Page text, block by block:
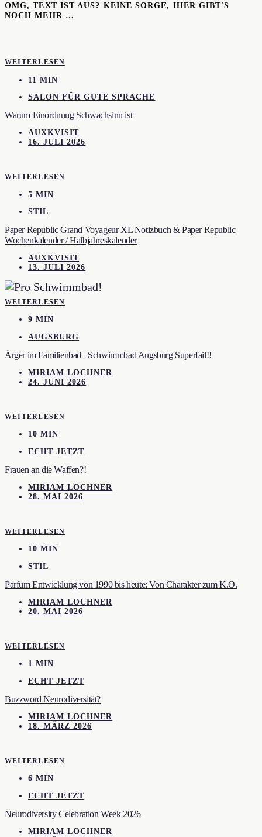
OMG, TEXT IST AUS? KEINE SORGE, HIER GIBT'S
NOCH MEHR …
WEITERLESEN
11 MIN
SALON FÜR GUTE SPRACHE
Warum Einordnung Schwachsinn ist
AUXKVISIT
16. JULI 2026
WEITERLESEN
5 MIN
STIL
Paper Republic Grand Voyageur XL Notizbuch & Paper Republic
Wochenkalender / Halbjahreskalender
AUXKVISIT
13. JULI 2026
WEITERLESEN
9 MIN
AUGSBURG
Ärger im Familienbad –Schwimmbad Augsburg Superfail!!
MIRIAM LOCHNER
24. JUNI 2026
WEITERLESEN
10 MIN
ECHT JETZT
Frauen an die Waffen?!
MIRIAM LOCHNER
28. MAI 2026
WEITERLESEN
10 MIN
STIL
Parfum Entwicklung von 1990 bis heute: Von Charakter zum K.O.
MIRIAM LOCHNER
20. MAI 2026
WEITERLESEN
1 MIN
ECHT JETZT
Buzzword Neurodiversität?
MIRIAM LOCHNER
18. MÄRZ 2026
WEITERLESEN
6 MIN
ECHT JETZT
Neurodiversity Celebration Week 2026
MIRIAM LOCHNER